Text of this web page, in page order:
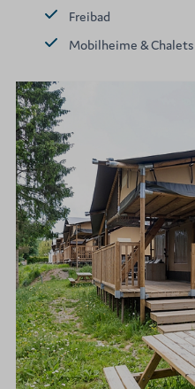
Freibad
Mobilheime & Chalets